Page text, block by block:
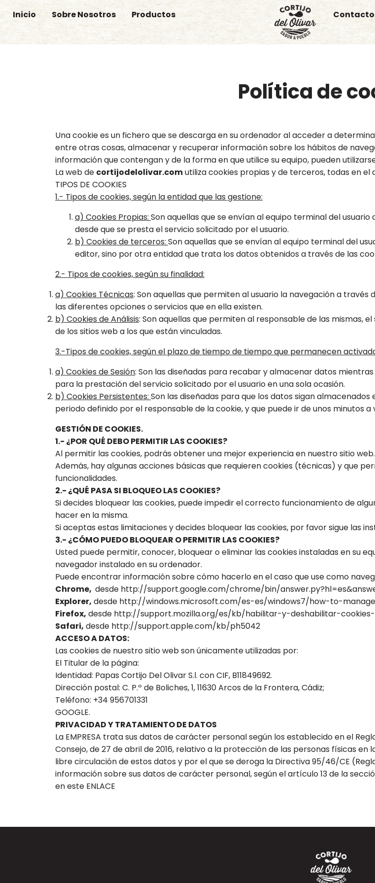
Inicio Sobre Nosotros Productos Contacto
Política de
Una cookie es un fichero que se descarga en su ordenador al acceder a
entre otras cosas, almacenar y recuperar información sobre los hábitos de
información que contengan y de la forma en que utilice su equipo, pueden
La web de cortijodelolivar.comutiliza cookies propias y de terceros, todas en el
TIPOS DE COOKIES
1.- Tipos de cookies, según la entidad que las gestione:
a) Cookies Propias: Son aquellas que se envían al equipo terminal del
desde que se presta el servicio solicitado por el usuario.
b) Cookies de terceros: Son aquellas que se envían al equipo terminal del
editor, sino por otra entidad que trata los datos obtenidos a través de las
2.- Tipos de cookies, según su finalidad:
a) Cookies Técnicas: Son aquellas que permiten al usuario la navegación a
las diferentes opciones o servicios que en ella existen.
b) Cookies de Análisis: Son aquellas que permiten al responsable de las mismas,
de los sitios web a los que están vinculadas.
3.-Tipos de cookies, según el plazo de tiempo de tiempo que permanecen
a) Cookies de Sesión: Son las diseñadas para recabar y almacenar datos
para la prestación del servicio solicitado por el usuario en una sola ocasión.
b) Cookies Persistentes: Son las diseñadas para que los datos sigan
periodo definido por el responsable de la cookie, y que puede ir de unos minutos a
GESTIÓN DE COOKIES.
1.- ¿POR QUÉ DEBO PERMITIR LAS COOKIES?
Al permitir las cookies, podrás obtener una mejor experiencia en nuestro sitio web.
Además, hay algunas acciones básicas que requieren cookies (técnicas) y que
funcionalidades.
2.- ¿QUÉ PASA SI BLOQUEO LAS COOKIES?
Si decides bloquear las cookies, puede impedir el correcto funcionamiento de
hacer en la misma.
Si aceptas estas limitaciones y decides bloquear las cookies, por favor sigue las
3.- ¿CÓMO PUEDO BLOQUEAR O PERMITIR LAS COOKIES?
Usted puede permitir, conocer, bloquear o eliminar las cookies instaladas en su
navegador instalado en su ordenador.
Puede encontrar información sobre cómo hacerlo en el caso que use como
Chrome, desde http://support.google.com/chrome/bin/
Explorer, desde http://windows.microsoft.com/es-es/windows7/how-to-
Firefox, desde http://support.mozilla.org/es/kb/habilitar-y-deshabilitar-
Safari, desde http://support.apple.com/kb/ph5042
ACCESO A DATOS:
Las cookies de nuestro sitio web son únicamente utilizadas por:
El Titular de la página:
Identidad: Papas Cortijo Del Olivar S.l. con CIF, B11849692.
Dirección postal: C. P.º de Boliches, 1, 11630 Arcos de la Frontera, Cádiz;
Teléfono: +34 956701331
GOOGLE.
PRIVACIDAD Y TRATAMIENTO DE DATOS
La EMPRESA trata sus datos de carácter personal según los establecido en el
Consejo, de 27 de abril de 2016, relativo a la protección de las personas físicas
libre circulación de estos datos y por el que se deroga la Directiva 95/46/CE
información sobre sus datos de carácter personal, según el artículo 13 de la
en este ENLACE